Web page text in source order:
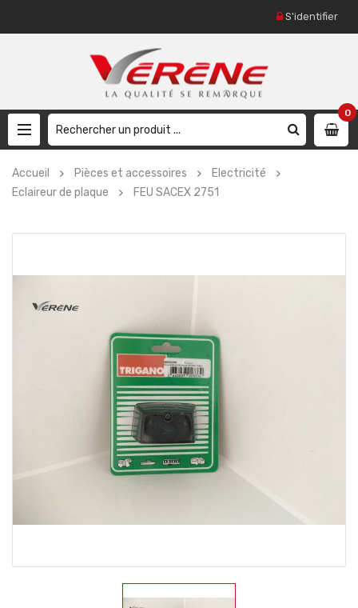
S'identifier
0
Accueil Pièces et accessoires
Electricité
Eclaireur de plaque
FEU SACEX 2751